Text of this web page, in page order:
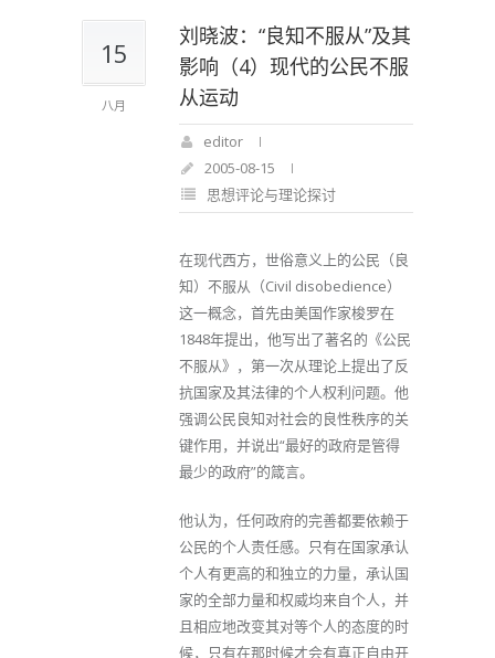
15
八月
刘晓波：“良知不服从”及其
影响（4）现代的公民不服
从运动
editor
2005-08-15
思想评论与理论探讨
在现代西方，世俗意义上的公民（良
知）不服从（Civil disobedience）
这一概念，首先由美国作家梭罗在
1848年提出，他写出了著名的《公民
不服从》，第一次从理论上提出了反
抗国家及其法律的个人权利问题。他
强调公民良知对社会的良性秩序的关
键作用，并说出“最好的政府是管得
最少的政府”的箴言。
他认为，任何政府的完善都要依赖于
公民的个人责任感。只有在国家承认
个人有更高的和独立的力量，承认国
家的全部力量和权威均来自个人，并
且相应地改变其对等个人的态度的时
候，只有在那时候才会有真正自由开